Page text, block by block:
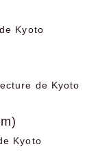
Kyoto
de Kyoto
Kyoto